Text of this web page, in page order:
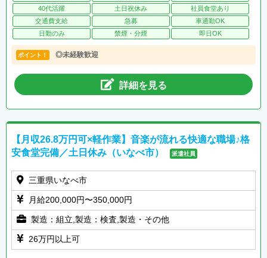
40代活躍
土日祝休み
社員食堂あり
交通費支給
急募
車通勤OK
日勤のみ
禁煙・分煙 即日OK
ポイント！ ◎未経験歓迎
詳細を見る
【月収26.8万円可×軽作業】音楽が流れる快適な職場♪格
安食堂完備／土日休み（いなべ市）
派遣社員
三重県いなべ市
月給200,000円〜350,000円
製造：組立,製造：検査,製造・その他
26万円以上可